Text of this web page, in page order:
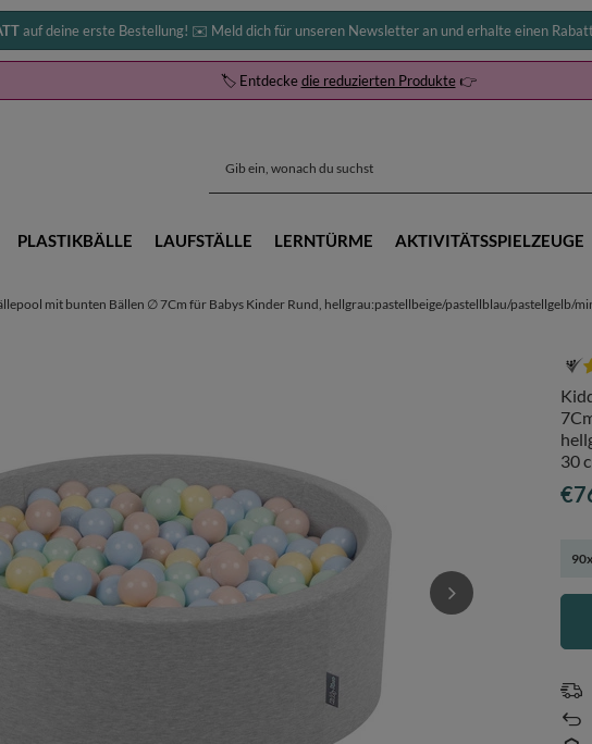
auf deine erste Bestellung! ✉️ Meld dich für unseren Newsletter an und erhalte einen
🏷️ Entdeckedie reduzierten Produkte👉
PLASTIKBÄLLE LAUFSTÄLLE LERNTÜRME AKTIVITÄTSSPIELZEUGE
mit bunten Bällen ∅ 7Cm für Babys Kinder Rund, hellgrau:pastellbeige/pastellblau/pastellgelb/
30